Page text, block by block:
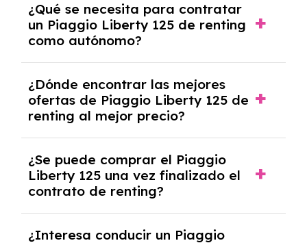
documentación financiera y, en algunos
casos, un informe de solvencia de la empresa
y un pago inicial.
¿Qué se necesita para contratar
un Piaggio Liberty 125 de renting
como autónomo?
autónomos, justificante de ingresos y, en
algunos casos, un informe fiscal y un pago
inicial.
¿Dónde encontrar las mejores
ofertas de Piaggio Liberty 125 de
renting al mejor precio?
mejores ofertas de vehículos de renting con
todos los gastos incluidos y sin pagar
entradas.
¿Se puede comprar el Piaggio
Liberty 125 una vez finalizado el
contrato de renting?
renting se puede adquirir el coche. En este
¿Interesa conducir un Piaggio